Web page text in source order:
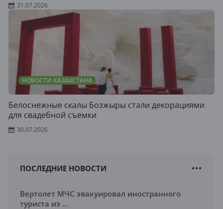
31.07.2026
НОВОСТИ КАЗАХСТАНА
Белоснежные скалы Бозжыры стали декорациями
для свадебной съемки
30.07.2026
ПОСЛЕДНИЕ НОВОСТИ
Вертолет МЧС эвакуировал иностранного
туриста из ...